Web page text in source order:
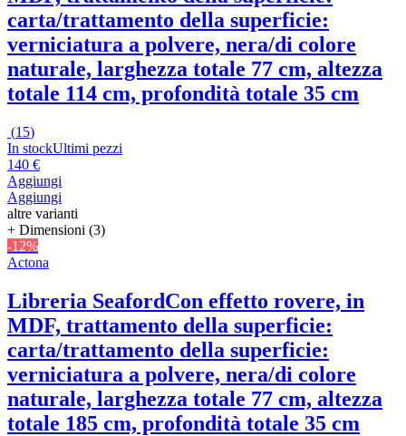
carta/trattamento della superficie:
verniciatura a polvere, nera/di colore
naturale, larghezza totale 77 cm, altezza
totale 114 cm, profondità totale 35 cm
(15)
In stockUltimi pezzi
140 €
Aggiungi
Aggiungi
altre varianti
+ Dimensioni (3)
-12%
Actona
Libreria SeafordCon effetto rovere, in
MDF, trattamento della superficie:
carta/trattamento della superficie:
verniciatura a polvere, nera/di colore
naturale, larghezza totale 77 cm, altezza
totale 185 cm, profondità totale 35 cm